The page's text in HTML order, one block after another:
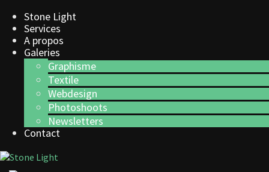
Stone Light
Services
A propos
Galeries
Graphisme
Textile
Webdesign
Photoshoots
Newsletters
Contact